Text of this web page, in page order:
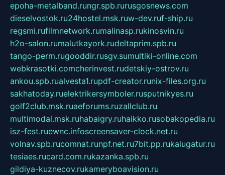
epoha-metalband.rungr.spb.rurusgosnews.com
dieselvostok.ru24hostel.msk.ruw-dev.ruf-ship.ru
regsmi.rufilmnetwork.rumalinasp.rukinosvin.ru
h2o-salon.rumalutkayork.rudeltaprim.spb.ru
tango-perm.rugooddir.rusgv.sumultiki-online.com
webkrasotki.comcherinvest.rudetskiy-ostrov.ru
ankou.spb.rualvesta1.rupdf-creator.runix-files.org.ru
sakhatoday.ruelektrikersymboler.rusputnikyes.ru
golf2club.msk.ruaeforums.ruzallclub.ru
multimodal.msk.ruhabaigry.ruhaikko.rusobakopedia.ru
isz-fest.ruewnc.infoscreensaver-clock.net.ru
volnav.spb.rucomnat.runpf.net.ru7bit.pp.rukalugatur.ru
tesiaes.rucard.com.rukazanka.spb.ru
gildiya-kuznecov.rukameryboavision.ru